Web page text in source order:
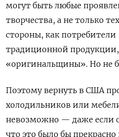
могут быть любые
творчества, а не только
стороны, как
традиционной
«оригинальщины». Но не
Поэтому вернуть в США
холодильников или
невозможно — даже если
что это было бы